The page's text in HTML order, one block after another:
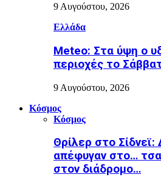
9 Αυγούστου, 2026
Ελλάδα
Meteo: Στα ύψη ο
περιοχές το
9 Αυγούστου, 2026
Κόσμος
Κόσμος
Θρίλερ στο
απέφυγαν στο…
στον διάδρομο…